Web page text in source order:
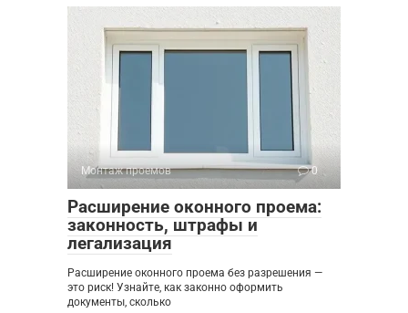
Монтаж проемов 0
Расширение оконного проема:
законность, штрафы и
легализация
Расширение оконного проема без разрешения —
это риск! Узнайте, как законно оформить
документы, сколько